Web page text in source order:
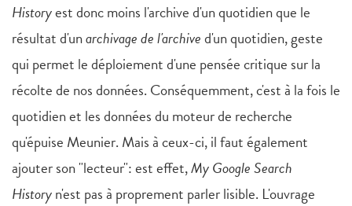
Historyest donc moins l'archive d'un quotidien que le
résultat d'unarchivage de l'archived'un quotidien, geste
qui permet le déploiement d'une pensée critique sur la
récolte de nos données. Conséquemment, c'est à la fois le
quotidien et les données du moteur de recherche
qu'épuise Meunier. Mais à ceux-ci, il faut également
ajouter son "lecteur": est effet,My Google Search
Historyn'est pas à proprement parler lisible. L'ouvrage